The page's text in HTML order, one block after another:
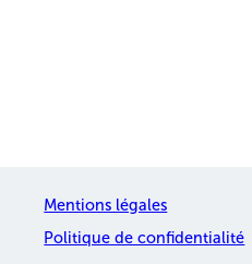
Mentions légales
Politique de confidentialité